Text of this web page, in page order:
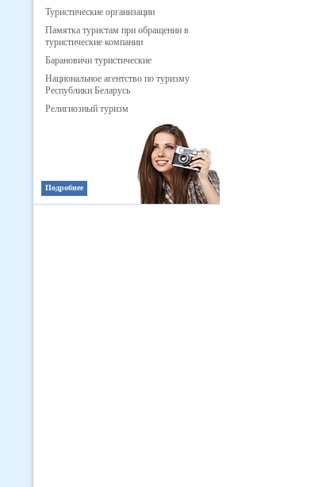
Туристические организации
Памятка туристам при обращении в
туристические компании
Барановичи туристические
Национальное агентство по туризму
Республики Беларусь
Религиозный туризм
Подробнее